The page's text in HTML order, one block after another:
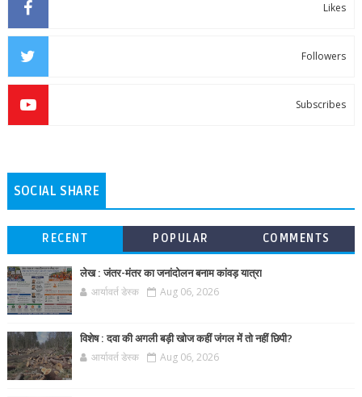
Likes
Followers
Subscribes
SOCIAL SHARE
RECENT POPULAR COMMENTS
लेख : जंतर-मंतर का जनांदोलन बनाम कांवड़ यात्रा
आर्यावर्त डेस्क Aug 06, 2026
विशेष : दवा की अगली बड़ी खोज कहीं जंगल में तो नहीं छिपी?
आर्यावर्त डेस्क Aug 06, 2026